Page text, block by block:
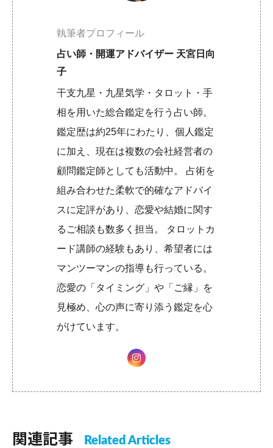
執筆者プロフィール
占い師・開運アドバイザー 天宮日向
子
干支九星・九星気学・タロット・手
相を用いた総合鑑定を行う占い師。
鑑定歴は約25年にわたり、個人鑑定
に加え、現在は複数の会社経営者の
顧問鑑定師としても活動中。 占術を
組み合わせた柔軟で的確なアドバイ
スに定評があり、恋愛や結婚に関す
るご相談も数多く担当。 タロットカ
ード講師の経験もあり、希望者には
マンツーマンの指導も行っている。
恋愛の「タイミング」や「ご縁」を
見極め、心の声に寄り添う鑑定を心
がけています。
関連記事 Related Articles